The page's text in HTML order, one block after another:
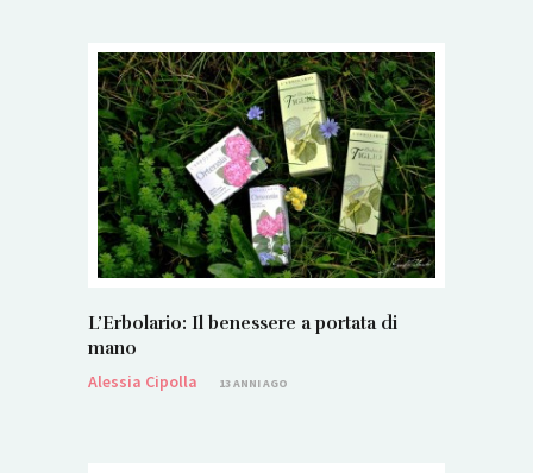
L’Erbolario: Il benessere a portata di
mano
Alessia Cipolla
13 ANNI AGO